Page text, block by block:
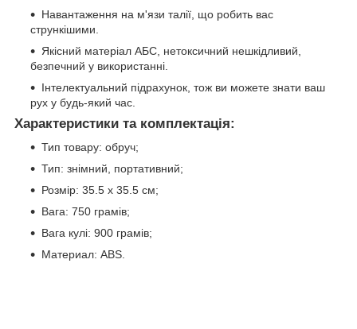
Навантаження на м'язи талії, що робить вас
стрункішими.
Якісний матеріал АБС, нетоксичний нешкідливий,
безпечний у використанні.
Інтелектуальний підрахунок, тож ви можете знати ваш
рух у будь-який час.
Характеристики та комплектація:
Тип товару: обруч;
Тип: знімний, портативний;
Розмір: 35.5 x 35.5 см;
Вага: 750 грамів;
Вага кулі: 900 грамів;
Материал: ABS.